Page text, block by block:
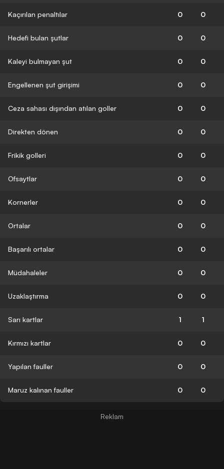
Kaçırılan penaltılar 0 0
Hedefi bulan şutlar 0 0
Kaleyi bulmayan şut 0 0
Engellenen şut girişimi 0 0
Ceza sahası dışından atılan goller 0 0
Direkten dönen 0 0
Frikik golleri 0 0
Ofsaytlar 0 0
Kornerler 0 0
Ortalar 0 0
Başarılı ortalar 0 0
Müdahaleler 0 0
Uzaklaştırma 0 0
Sarı kartlar 1 1
Kırmızı kartlar 0 0
Yapılan fauller 0 0
Maruz kalınan fauller 0 0